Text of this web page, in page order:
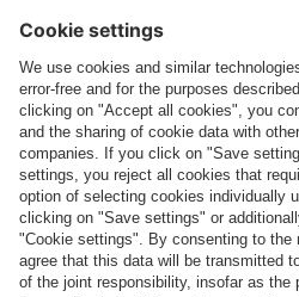
Pagamento e consegna
FC Bayern Store App